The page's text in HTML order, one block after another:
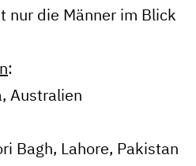
nur die Männer im Blick
:
Australien
Bagh, Lahore, Pakistan